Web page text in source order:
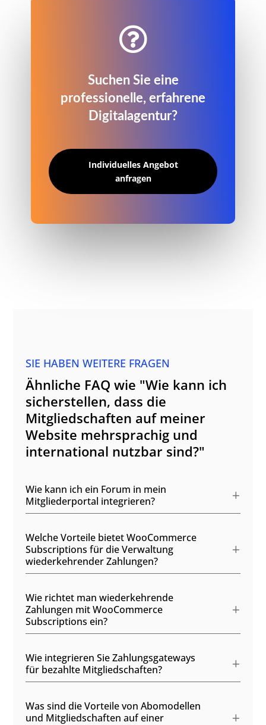

Suchen Sie eine
professionelle, erfahrene
Digitalagentur?
Individuelles Angebot
anfragen
SIE HABEN WEITERE FRAGEN
Ähnliche FAQ wie "Wie kann ich
sicherstellen, dass die
Mitgliedschaften auf meiner
Website mehrsprachig und
international nutzbar sind?"
Wie kann ich ein Forum in mein
Mitgliederportal integrieren?
Welche Vorteile bietet WooCommerce
Subscriptions für die Verwaltung
wiederkehrender Zahlungen?
Wie richtet man wiederkehrende
Zahlungen mit WooCommerce
Subscriptions ein?
Wie integrieren Sie Zahlungsgateways
für bezahlte Mitgliedschaften?
Was sind die Vorteile von Abomodellen
und Mitgliedschaften auf einer